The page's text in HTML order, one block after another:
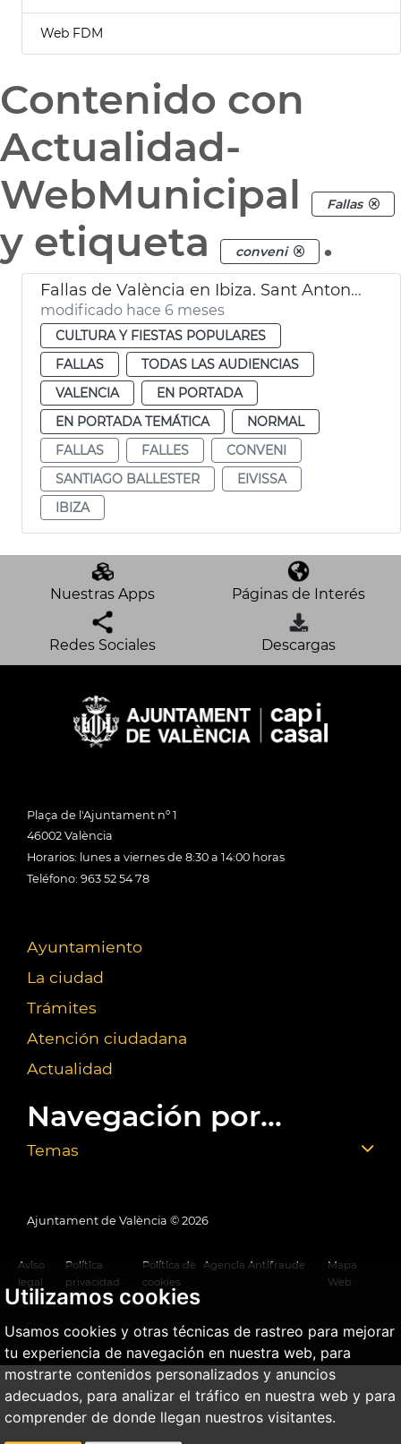
Utilizamos cookies
Usamos cookies y otras técnicas de rastreo para mejorar
tu experiencia de navegación en nuestra web, para
mostrarte contenidos personalizados y anuncios
adecuados, para analizar el tráfico en nuestra web y para
comprender de donde llegan nuestros visitantes.
Web FDM
Contenido con
Actualidad-
WebMunicipal
Fallas
y etiqueta conveni .
Fallas de València en Ibiza. Sant Antoni de Portmany
modificado hace 6 meses
CULTURA Y FIESTAS POPULARES
FALLAS
TODAS LAS AUDIENCIAS
VALENCIA
EN PORTADA
EN PORTADA TEMÁTICA
NORMAL
FALLAS
FALLES
CONVENI
SANTIAGO BALLESTER
EIVISSA
IBIZA
Nuestras Apps Páginas de Interés
Redes Sociales Descargas
Plaça de l'Ajuntament nº 1
46002 València
Horarios: lunes a viernes de 8:30 a 14:00 horas
Teléfono: 963 52 54 78
Ayuntamiento
La ciudad
Trámites
Atención ciudadana
Actualidad
Navegación por...
Temas
Ajuntament de València © 2026
Aviso
legal
Política
privacidad
Política de
cookies
Agencia Antifraude
Mapa
Web